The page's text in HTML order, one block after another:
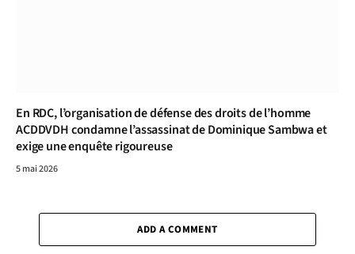
En RDC, l’organisation de défense des droits de l’homme
ACDDVDH condamne l’assassinat de Dominique Sambwa et
exige une enquête rigoureuse
5 mai 2026
ADD A COMMENT